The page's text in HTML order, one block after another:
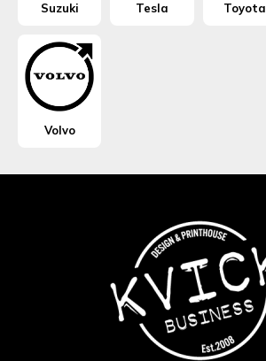
Suzuki Tesla Toyota
Volvo